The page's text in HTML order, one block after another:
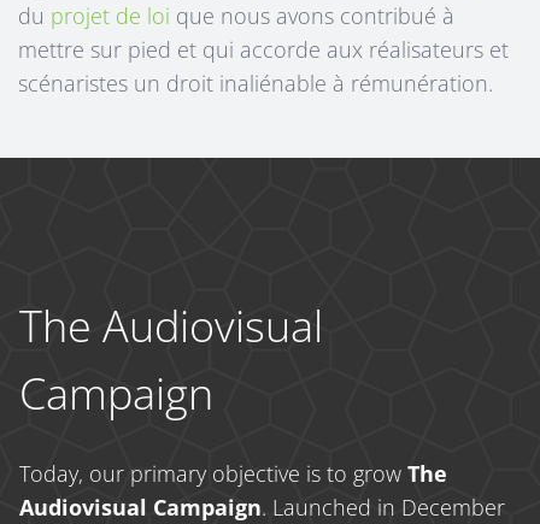
du projet de loi que nous avons contribué à
mettre sur pied et qui accorde aux réalisateurs et
scénaristes un droit inaliénable à rémunération.
The Audiovisual
Campaign
Today, our primary objective is to grow The
Audiovisual Campaign. Launched in December